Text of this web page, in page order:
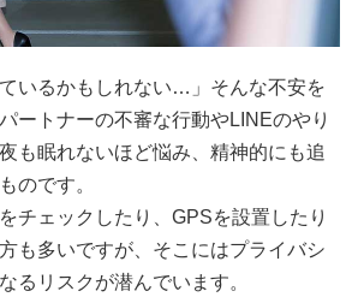
ているかもしれない…」そんな不安を
ートナーの不審な行動やLINEのやり
も眠れないほど悩み、精神的にも追
のです。
チェックしたり、GPSを設置したり
も多いですが、そこにはプライバシ
るリスクが潜んでいます。